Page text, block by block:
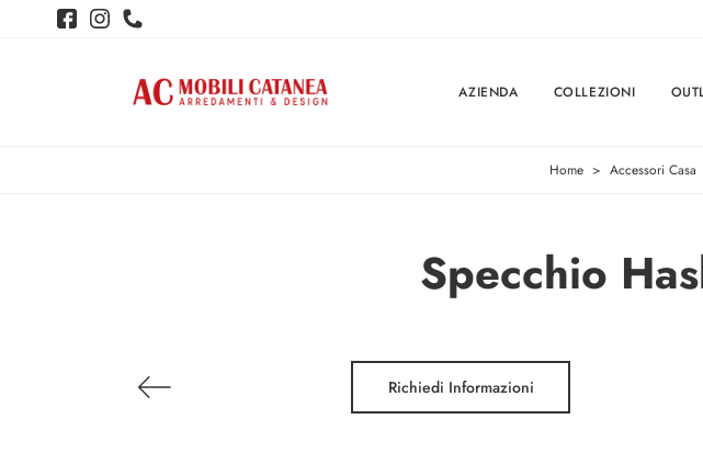
AZIENDA COLLEZIONI
Home > Accessori Casa
Specchio
Richiedi Informazioni